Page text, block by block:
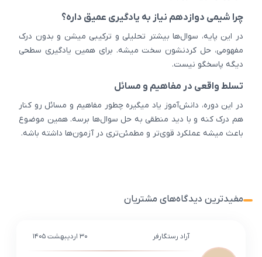
چرا شیمی دوازدهم نیاز به یادگیری عمیق داره؟
در این پایه، سوال‌ها بیشتر تحلیلی و ترکیبی میشن و بدون درک
مفهومی، حل کردنشون سخت میشه. برای همین یادگیری سطحی
دیگه پاسخگو نیست.
تسلط واقعی در مفاهیم و مسائل
در این دوره، دانش‌آموز یاد میگیره چطور مفاهیم و مسائل رو کنار
هم درک کنه و با دید منطقی به حل سوال‌ها برسه. همین موضوع
باعث میشه عملکرد قوی‌تر و مطمئن‌تری در آزمون‌ها داشته باشه.
مفیدترین دیدگاه‌های مشتریان
آراد رستگارفر ۳۰ اردیبهشت ۱۴۰۵